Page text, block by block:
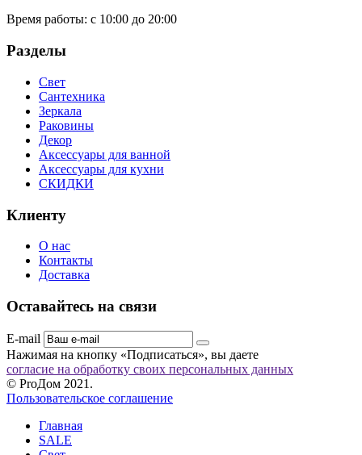
Время работы: с 10:00 до 20:00
Разделы
Свет
Сантехника
Зеркала
Раковины
Декор
Аксессуары для ванной
Аксессуары для кухни
СКИДКИ
Клиенту
О нас
Контакты
Доставка
Оставайтесь на связи
E-mail
Нажимая на кнопку «Подписаться», вы даете
согласие на обработку своих персональных данных
© ProДом 2021.
Пользовательское соглашение
Главная
SALE